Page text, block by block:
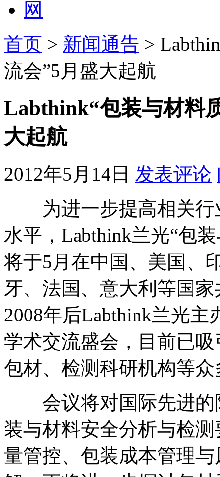
首页 > 新闻通告 >
流会”5月盛大起航
Labthink“包装与材料
大起航
2012年5月14日 发表评论
为进一步提高相关行
水平，Labthink兰光“包
将于5月在中国、美国、
牙、法国、意大利等国
2008年后Labthink兰光
学术交流盛会，目前已
包材、检测科研机构等
会议将对国际先进的
装与材料安全分析与检
量管控、包装成本管理